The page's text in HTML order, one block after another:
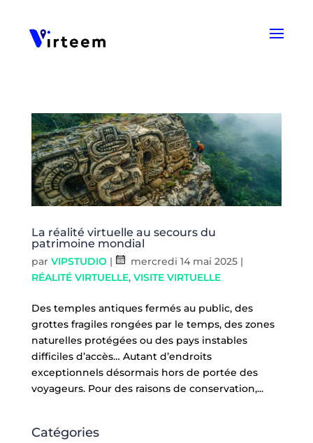
La réalité virtuelle au secours du
patrimoine mondial
par VIPSTUDIO| mercredi 14 mai 2025|
RÉALITÉ VIRTUELLE, VISITE VIRTUELLE
Des temples antiques fermés au public, des
grottes fragiles rongées par le temps, des zones
naturelles protégées ou des pays instables
difficiles d’accès… Autant d’endroits
exceptionnels désormais hors de portée des
voyageurs. Pour des raisons de conservation,...
Catégories